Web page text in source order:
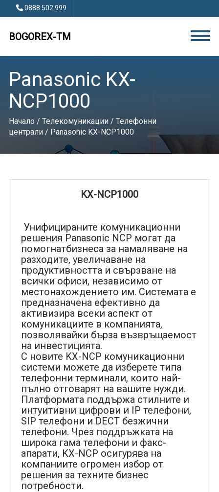
0888 502 999
BOGOREX-TM
Panasonic KX-
NCP1000
Начало / Телекомуникации/ Телефонни
централи/ Panasonic KX-NCP1000
KX-NCP1000
Унифицираните комуникационни
решения Panasonic NCP могат да
помогнатбизнеса за намаляване на
разходите, увеличаване на
продуктивността и свързване на
всички офиси, независимо от
местонахождението им. Системата е
предназначена ефективно да
активизира всеки аспект от
комуникациите в компанията,
позволявайки бърза възвръщаемост
на инвестицията.
С новите KX-NCP комуникационни
системи можете да изберете типа
телефонни терминали, които най-
пълно отговарят на вашите нужди.
Платформата поддържа стилните и
интуитивни цифрови и IP телефони,
SIP телефони и DECT безжични
телефони. Чрез поддръжката на
широка гама телефони и факс-
апарати, KX-NCP осигурява на
компаниите огромен избор от
решения за техните бизнес
потребности.